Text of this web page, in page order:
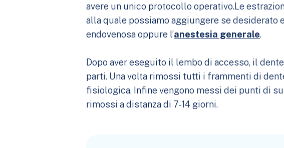
avere un unico protocollo operativo.Le
alla quale possiamo aggiungere se desiderato
endovenosa oppure l’anestesia generale.
Dopo aver eseguito il lembo di accesso, il
parti. Una volta rimossi tutti i frammenti di
fisiologica. Infine vengono messi dei punti di
rimossi a distanza di 7-14 giorni.